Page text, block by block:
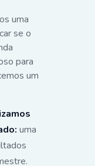
uma
se o
para
um
uma